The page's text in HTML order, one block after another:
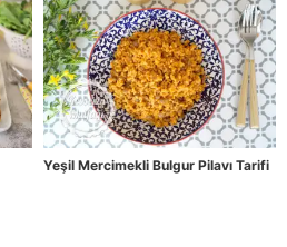
Yeşil Mercimekli Bulgur Pilavı Tarifi